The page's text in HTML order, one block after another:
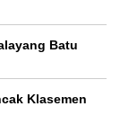
Batu
Klasemen